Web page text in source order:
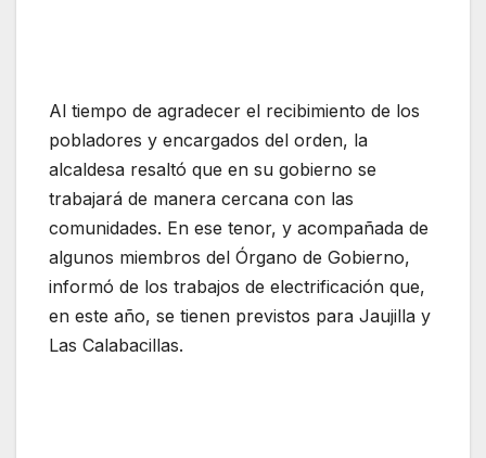
Al tiempo de agradecer el recibimiento de los
pobladores y encargados del orden, la
alcaldesa resaltó que en su gobierno se
trabajará de manera cercana con las
comunidades. En ese tenor, y acompañada de
algunos miembros del Órgano de Gobierno,
informó de los trabajos de electrificación que,
en este año, se tienen previstos para Jaujilla y
Las Calabacillas.